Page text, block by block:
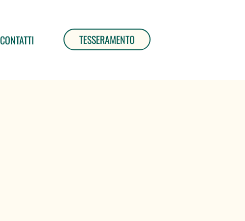
CONTATTI TESSERAMENTO